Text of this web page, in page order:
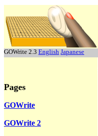
GOWrite 2.3 English Japanese
Pages
GOWrite
GOWrite 2